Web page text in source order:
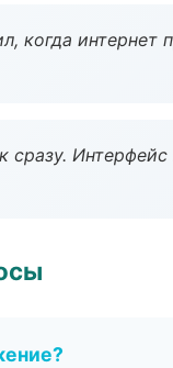
когда интернет
сразу. Интерфейс